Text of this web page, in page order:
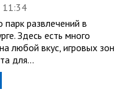
11:34
парк развлечений в
Здесь есть много
любой вкус, игровых зон
для…